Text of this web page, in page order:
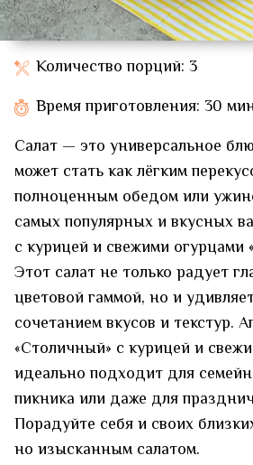
Количество порций: 3
Время приготовления: 30
Салат — это универсальное
может стать как лёгким
полноценным обедом или
самых популярных и вкусных
с курицей и свежими огурцами
Этот салат не только радует
цветовой гаммой, но и
сочетанием вкусов и текстур.
«Столичный» с курицей и
идеально подходит для
пикника или даже для
Порадуйте себя и своих
но изысканным салатом.